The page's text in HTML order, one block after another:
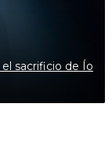
sacrificio de Ío